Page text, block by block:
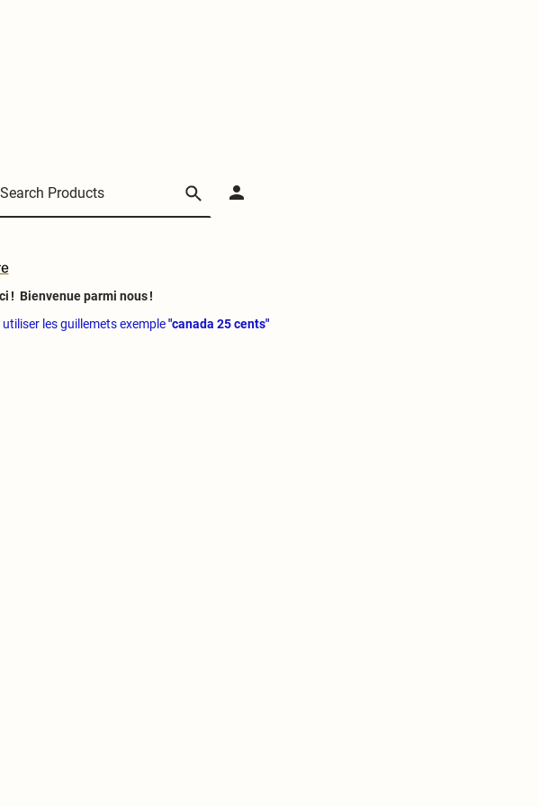
! Bienvenue parmi nous !
les guillemets exemple"canada 25 cents"